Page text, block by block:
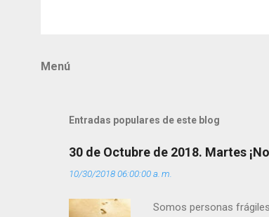
a
Menú
Entradas populares de este blog
30 de Octubre de 2018. Martes
10/30/2018 06:00:00 a. m.
Somos personas